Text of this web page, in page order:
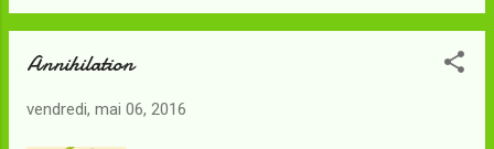
sont toujours là, et des nouveaux sont
de faire le point et de nous interroger en tant
liens communs. Avec la permission de
Annihilation
vendredi, mai 06, 2016